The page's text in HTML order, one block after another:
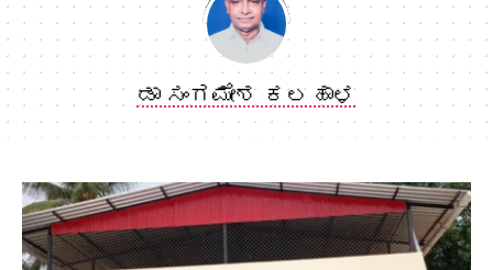
ಡಾ ಸಂಗಮೇಶ ಕಲಹಾಳ